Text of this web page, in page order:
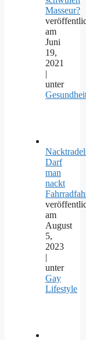
Masseur?
am
Juni
19,
2021
|
unter
Darf
man
nackt
am
August
5,
2023
|
unter
Gay
Lifestyle